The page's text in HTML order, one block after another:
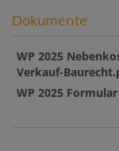
Dokumente
WP 2025
Verkauf-
WP 2025